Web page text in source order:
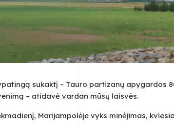
sukaktį – Tauro partizanų
– atidavė vardan mūsų laisvės.
Marijampolėje vyks minėjimas,